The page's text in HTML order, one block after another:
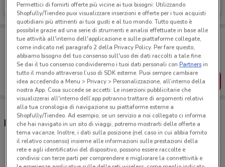
Scade il 23/08
Porta DoveConviene sempre con te!
Puoi trovare le migliori offerte dei negozi vicino a te,
salvarle e creare la tua lista del risparmio, comodamente
dal tuo cellulare.
SCARICA L’APP
Negozi PiùMe nelle vicinanze
Via Seneca, 70 Roma
1.7 km
CHIUSO
Permettici di fornirti offerte più vicine ai tuoi bisogni: Utilizzando
Shopfully/Tiendeo puoi visualizzare inserzioni e offerte per i tuoi acquisti
quotidiani più attinenti ai tuoi gusti e al tuo mondo. Tutto questo è
possibile grazie ad una serie di strumenti e analisi effettuate in base alle
tue attività all'interno dell'applicazione e sulle piattaforme collegate,
come indicato nel paragrafo 2 della Privacy Policy. Per fare questo,
abbiamo bisogno del tuo consenso sull'uso dei dati raccolti a tale fine.
Se dai il tuo consenso condivideremo i tuoi dati personali conPartnersin
tutto il mondo attraverso l’uso di SDK esterne. Puoi sempre cambiare
idea accedendo a Menu > Privacy > Personalizzazione, all’interno della
nostra App. Cosa succede se accetti: Le inserzioni pubblicitarie che
visualizzerai all'interno dell’app potranno trattare di argomenti relativi
alla tua cronologia di navigazione su piattaforme esterne a
Shopfully/Tiendeo. Ad esempio, se un servizio a noi collegato ci informa
che hai navigato in un sito di viaggi, potremo mostrarti delle offerte a
tema vacanze. Inoltre, i dati sulla posizione (nel caso in cui abbia fornito
il relativo consenso) insieme alle informazioni sulle prestazioni della
rete e agli identificativi del dispositivo, possono essere raccolte e
condivisi con terze parti per comprendere e migliorare la connettività e